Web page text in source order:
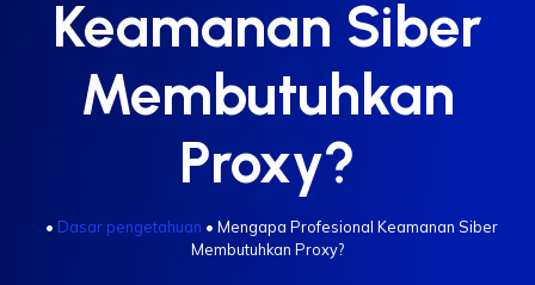
Keamanan Siber
Membutuhkan
Proxy?
• Dasar pengetahuan • Mengapa Profesional Keamanan Siber
Membutuhkan Proxy?